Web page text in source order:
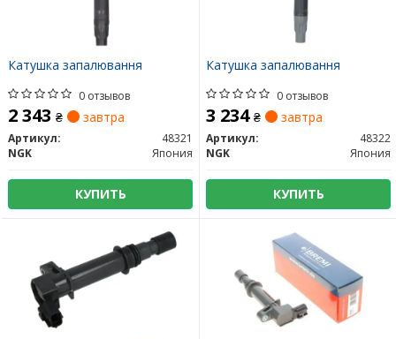
Катушка запалювання
0 отзывов
2 343 ₴ завтра
Артикул:
48321
NGK
Япония
КУПИТЬ
Катушка запалювання
0 отзывов
3 234 ₴ завтра
Артикул:
48322
NGK
Япония
КУПИТЬ